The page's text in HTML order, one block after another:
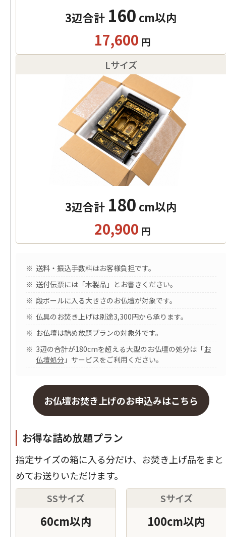
3辺合計 160 cm以内
17,600 円
Lサイズ
3辺合計 180 cm以内
20,900 円
送料・振込手数料はお客様負担です。
送付伝票には「木製品」とお書きください。
段ボールに入る大きさのお仏壇が対象です。
仏具のお焚き上げは別途3,300円から承ります。
お仏壇は詰め放題プランの対象外です。
3辺の合計が180cmを超える大型のお仏壇の処分は「お
仏壇処分 」サービスをご利用ください。
お仏壇お焚き上げのお申込みはこちら
お得な詰め放題プラン
指定サイズの箱に入る分だけ、お焚き上げ品をまと
めてお送りいただけます。
SSサイズ
60cm以内
Sサイズ
100cm以内